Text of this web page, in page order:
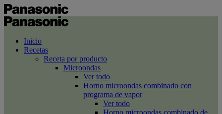
Inicio
Recetas
Receta por producto
Microondas
Ver todo
Horno microondas combinado con
programa de vapor
Ver todo
Horno microondas combinado de